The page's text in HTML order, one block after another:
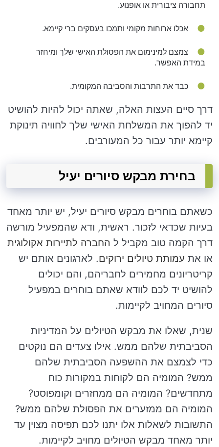
תחבורה ציבורית או אופנוע.
אכלו ארוחות מקומי ותמכו בעסקים ברי קיימא.
צמצם למינימום את הפסולת האישי שלך ומיחזר
במידת האפשר.
כבד את התרבות והסביבה המקומית.
דרך סיים העצות האלה, שאתה יכול להיות להושיט
יד להפוך את המשלחת האישי שלך לחוויה תינוקת
קיימא יותר עבור כל המעורבים.
בחירת מבקש סיורים יעיל
כשאתם בוחרים מבקש סיורים יעיל, יש יותר מאחד
בעיות שכדאי לזכור. ראשית, ודא שהמפעיל מורשה
דרך הקמה טוב מקביל ל החברה לתיירות אקולוגית
או את עמותת טיולים ירוקים. לארגונים אותם יש
קריטריונים מחמירים לחבריהם, והם יכולים
להושיט יד לכם לוודא שאתם בוחרים במפעיל
סיורים המחויב לקיימות.
שנית, שאלו את מבקש הטיולים על המדיניות
הסביבתית שלהם ממש. אילו צעדים הם נוקטים
כדי לצמצם את ההשפעה הסביבתית שלהם
ממש? המומיה הם לקוחות במקורות כוח
מתחדשים? המומיה הם ממחזרים וקומפוסט?
המומיה הם ממזערים את הפסולת שלהם ממש?
התשובות לשאלות אלו יתנו לכם תפיסה מצוין עד
יותר מאחד מבקש הטיולים מחויב לקיימות.